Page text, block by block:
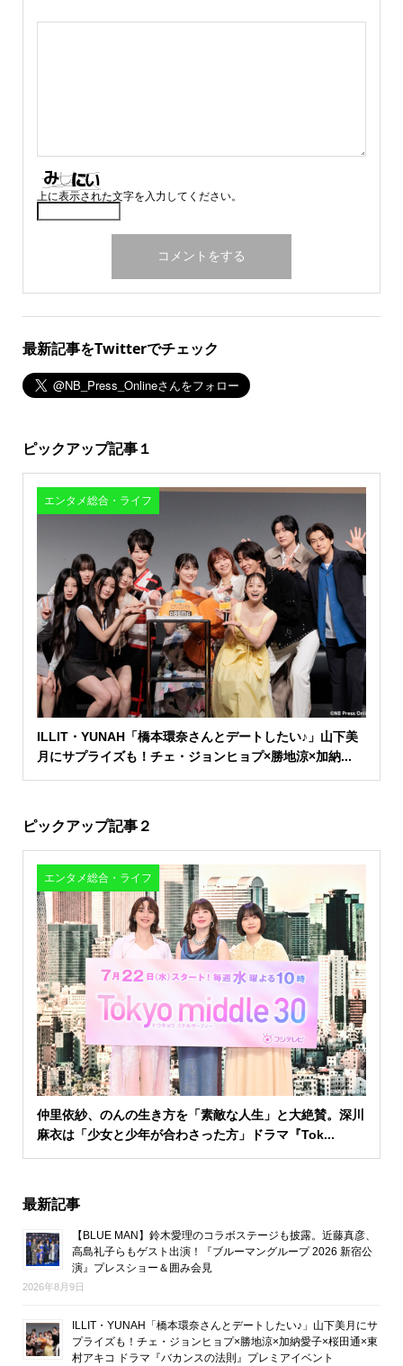
上に表示された文字を入力してください。
最新記事をTwitterでチェック
ピックアップ記事１
エンタメ総合・ライフ
ILLIT・YUNAH「橋本環奈さんとデートしたい♪」山下美
月にサプライズも！チェ・ジョンヒョプ×勝地涼×加納...
ピックアップ記事２
エンタメ総合・ライフ
仲里依紗、のんの生き方を「素敵な人生」と大絶賛。深川
麻衣は「少女と少年が合わさった方」ドラマ『Tok...
最新記事
【BLUE MAN】鈴木愛理のコラボステージも披露。近藤真彦、
高島礼子らもゲスト出演！『ブルーマングループ 2026 新宿公
演』プレスショー＆囲み会見
2026年8月9日
ILLIT・YUNAH「橋本環奈さんとデートしたい♪」山下美月にサ
プライズも！チェ・ジョンヒョプ×勝地涼×加納愛子×桜田通×東
村アキコ ドラマ『バカンスの法則』プレミアイベント